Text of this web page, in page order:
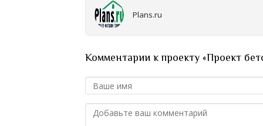
Plans.ru
Комментарии к проекту «Проект